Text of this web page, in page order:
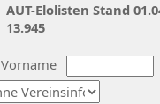
Vorname
AUT-Elolisten Stand
13.945